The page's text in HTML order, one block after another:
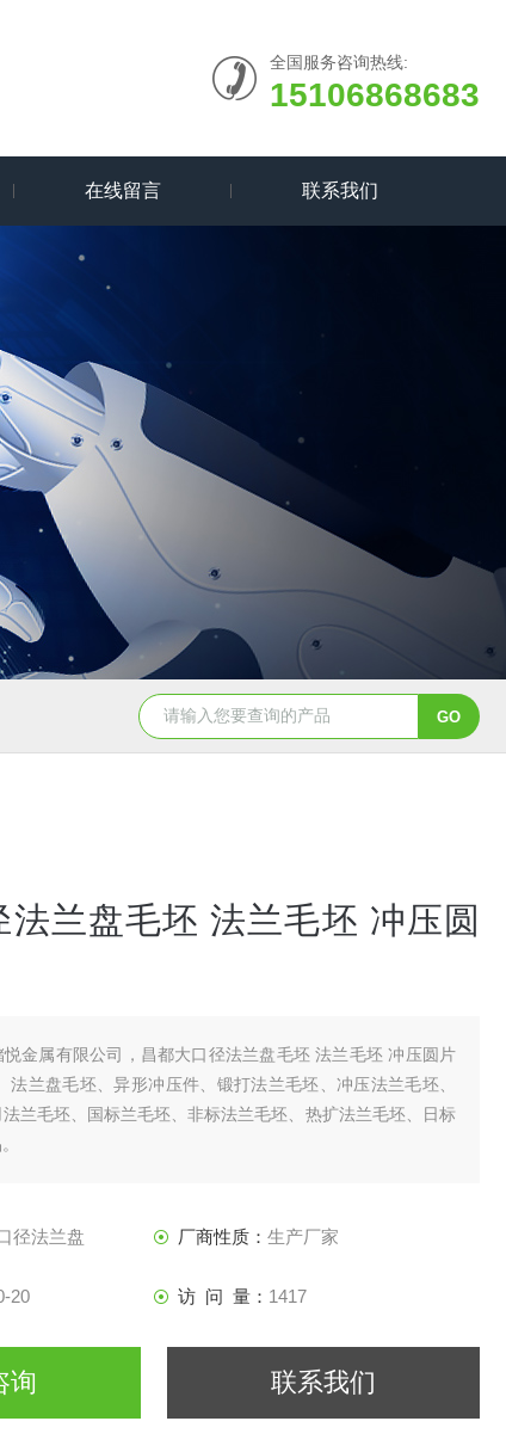
全国服务咨询热线:
15106868683
在线留言 联系我们
法兰盘毛坯 法兰毛坯 冲压圆
悦金属有限公司，昌都大口径法兰盘毛坯 法兰毛坯 冲压圆片
法兰盘毛坯、异形冲压件、锻打法兰毛坯、冲压法兰毛坯、
兰毛坯、国标兰毛坯、非标法兰毛坯、热扩法兰毛坯、日标
径法兰盘 厂商性质： 生产厂家
20 访 问 量： 1417
询 联系我们